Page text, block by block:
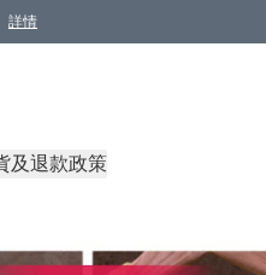
詳情
及退款政策